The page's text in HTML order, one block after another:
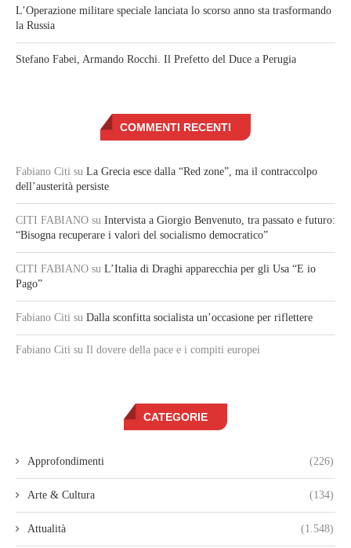
L’Operazione militare speciale lanciata lo scorso anno sta trasformando
la Russia
Stefano Fabei, Armando Rocchi. Il Prefetto del Duce a Perugia
COMMENTI RECENTI
Fabiano Citi su La Grecia esce dalla “Red zone”, ma il contraccolpo
dell’austerità persiste
CITI FABIANO su Intervista a Giorgio Benvenuto, tra passato e futuro:
“Bisogna recuperare i valori del socialismo democratico”
CITI FABIANO su L’Italia di Draghi apparecchia per gli Usa “E io
Pago”
Fabiano Citi su Dalla sconfitta socialista un’occasione per riflettere
Fabiano Citi su Il dovere della pace e i compiti europei
CATEGORIE
Approfondimenti (226)
Arte & Cultura (134)
Attualità (1.548)